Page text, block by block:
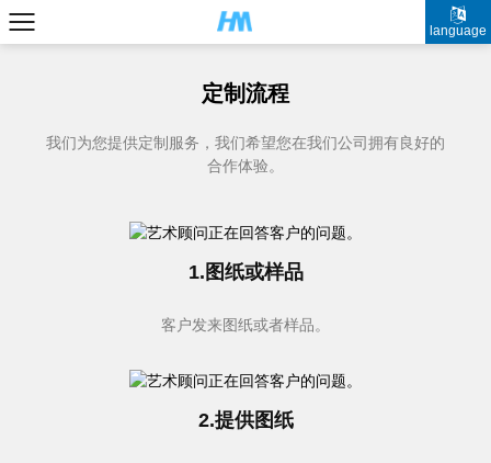
language
定制流程
我们为您提供定制服务，我们希望您在我们公司拥有良好的
合作体验。
1.图纸或样品
客户发来图纸或者样品。
2.提供图纸